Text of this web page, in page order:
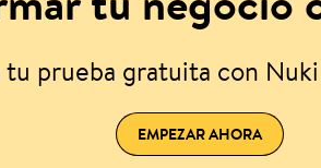
tu prueba gratuita con
EMPEZAR AHORA